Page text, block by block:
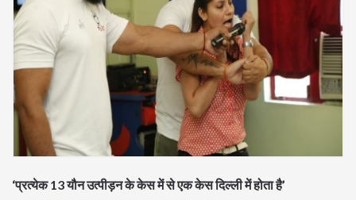
‘प्रत्येक 13 यौन उत्पीड़न के केस में से एक केस दिल्ली में होता है’